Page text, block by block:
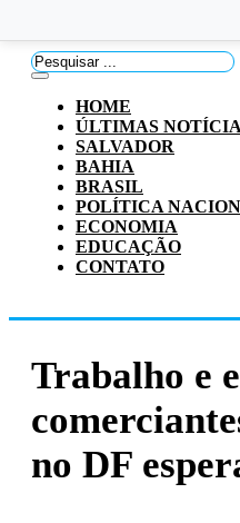
Pesquisar
...
HOME
ÚLTIMAS
SALVADOR
BAHIA
BRASIL
POLÍTICA
ECONOMIA
EDUCAÇÃO
CONTATO
Trabalho e
no DF